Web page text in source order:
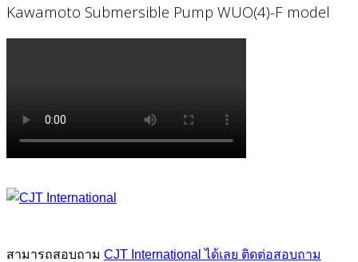
Kawamoto Submersible Pump WUO(4)-F model
สามารถสอบถาม CJT International ได้เลย ติดต่อสอบถาม